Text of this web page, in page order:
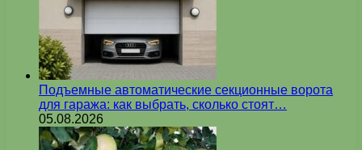
Подъемные автоматические секционные ворота
для гаража: как выбрать, сколько стоят…
05.08.2026